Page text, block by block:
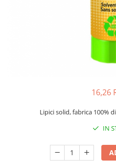
Dosare, folii protectie si mape
Accesorii diverse pentru birou
Pixuri metalice
Seturi de scris Premium
Instrumente de scris eco
16,26
Lipici solid, fabrica 100%
IN